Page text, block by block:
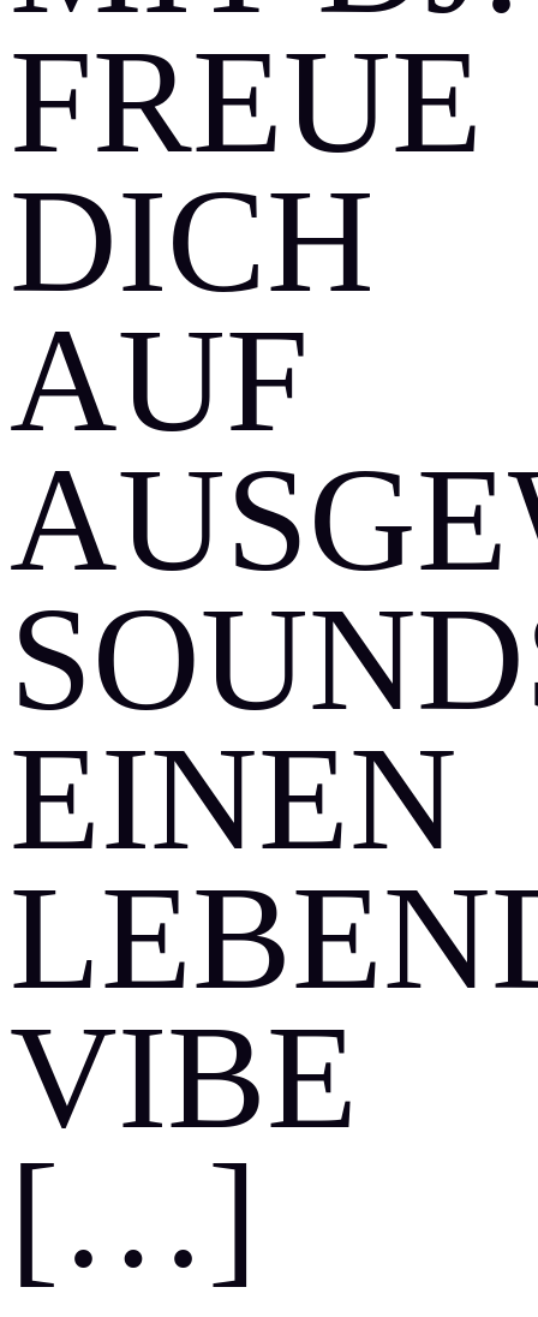
REUE D
ICH A
UF A
INEN L
IBE [
…]